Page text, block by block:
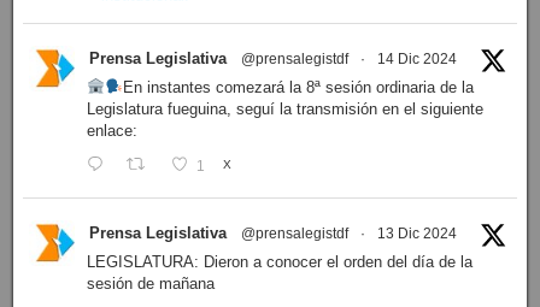
Prensa Legislativa @prensalegistdf · 14 Dic 2024
En instantes comezará la 8ª sesión ordinaria de la
Legislatura fueguina, seguí la transmisión en el siguiente
enlace:
1 X
Prensa Legislativa @prensalegistdf · 13 Dic 2024
LEGISLATURA: Dieron a conocer el orden del día de la
sesión de mañana